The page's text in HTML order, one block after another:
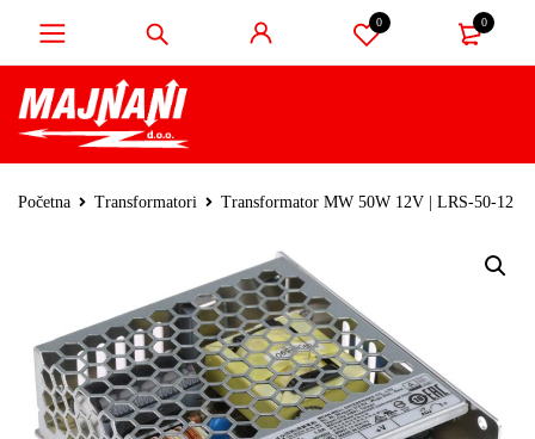
0 0
Početna Transformatori Transformator MW 50W 12V | LRS-50-12